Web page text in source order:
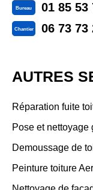
Bureau 01 85 53
Chantier 06 73 73
AUTRES
Réparation fuite
Pose et nettoyage
Demoussage de
Peinture toiture